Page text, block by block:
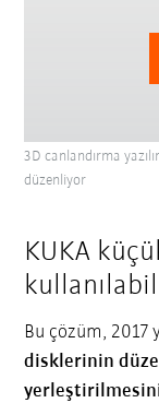
3D canlandırma
düzenliyor
KUKA
Bu çözüm, 2017
disklerinin